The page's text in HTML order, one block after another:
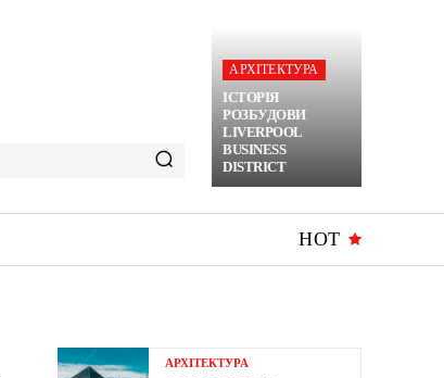
АРХІТЕКТУРА
ІСТОРІЯ
РОЗБУДОВИ
LIVERPOOL
BUSINESS
DISTRICT
HOT
АРХІТЕКТУРА